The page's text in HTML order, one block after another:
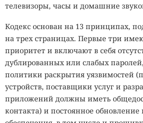
телевизоры, часы и домашние
Кодекс основан на 13 принципах,
на трех страницах. Первые три
приоритет и включают в себя
дублированных или слабых
политики раскрытия уязвимостей
устройств, поставщики услуг и
приложений должны иметь
контакта) и постоянное